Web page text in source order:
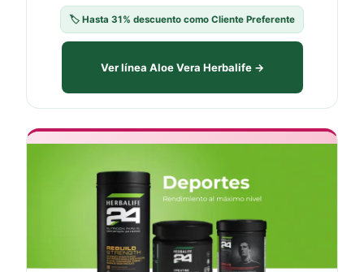
🏷️ Hasta 31% descuento como Cliente Preferente
Ver línea Aloe Vera Herbalife →
🏃